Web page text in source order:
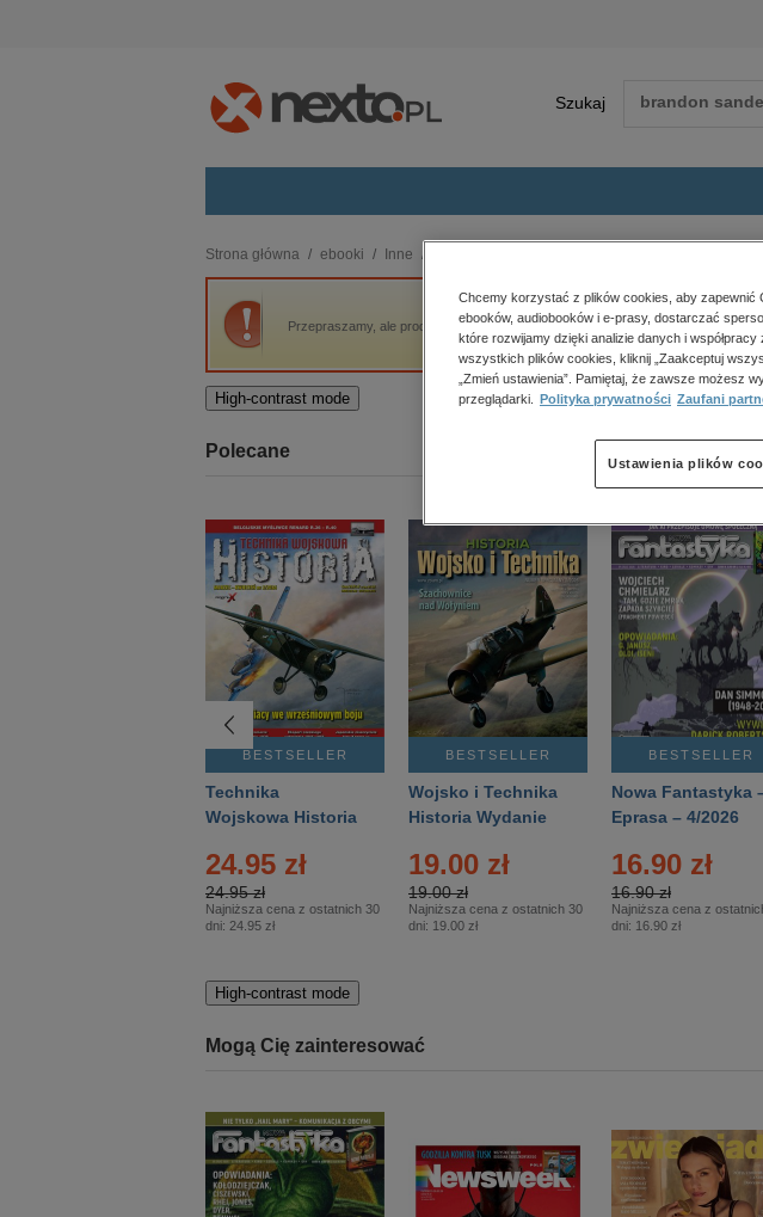
Szukaj
budownictwo, aranżacja wnętrz
biznesowe, branżowe, gospodarka
darmowe wydania
edukacja
kobiece, lifestyle, kultura
polityka, społeczno-
psychologiczne
inne
popularno-naukowe
historia
zdrowie
religie
Strona główna ebooki Inne
Przepraszamy, ale produkt „Nabywcy audiobooków - raport” nie jest dostępny.
High-contrast mode
Polecane
BESTSELLER
Technika
Wojskowa Historia
24.95 zł
24.95 zł
Najniższa cena z ostatnich 30
dni: 24.95 zł
BESTSELLER
Wojsko i Technika
Historia Wydanie
– 2/2026
19.00 zł
19.00 zł
Najniższa cena z ostatnich 30
dni: 19.00 zł
BESTSELLER
Nowa Fantastyka
Eprasa – 4/2026
16.90 zł
16.90 zł
Najniższa cena z
dni: 16.90 zł
High-contrast mode
Mogą Cię zainteresować
Chcemy korzystać z plików cookies, aby zapewnić
ebooków, audiobooków i e-prasy, dostarczać
które rozwijamy dzięki analizie danych i
wszystkich plików cookies, kliknij „Zaakceptuj
„Zmień ustawienia”. Pamiętaj, że zawsze możesz
przeglądarki.
Polityka prywatności Zaufani
Ustawienia plików